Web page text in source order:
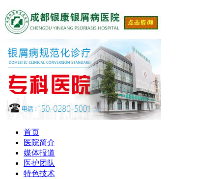
首页
医院简介
媒体报道
医护团队
特色技术